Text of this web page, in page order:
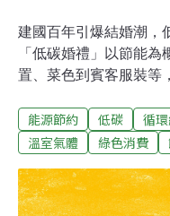
建國百年引爆結婚潮，
「低碳婚禮」以節能
置、菜色到賓客服裝等
全台有18對新人入圍
世偉表示，去年全台有
等於全台多出17萬人口
趨勢。環保局表示，入
能源節約 低碳 循
溫室氣體
綠色消費